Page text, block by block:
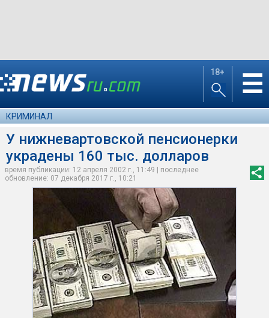
18+ ☰
КРИМИНАЛ
У нижневартовской пенсионерки
украдены 160 тыс. долларов
время публикации: 12 апреля 2002 г., 11:49 | последнее
обновление: 07 декабря 2017 г., 10:21